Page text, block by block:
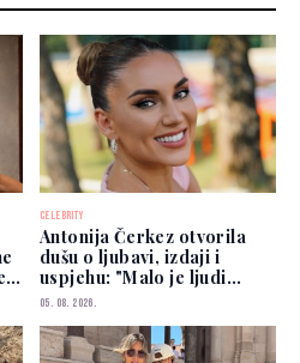
CELEBRITY
Antonija Čerkez otvorila
dušu o ljubavi, izdaji i
uspjehu: "Malo je ljudi
kojima možete vjerovati"
05. 08. 2026.